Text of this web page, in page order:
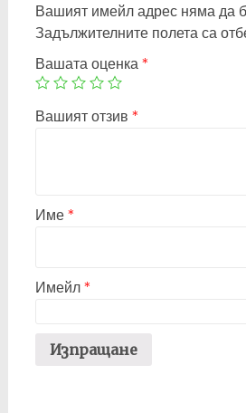
Вашият имейл адрес няма да
Задължителните полета са
Вашата оценка*
Вашият отзив *
Име*
Имейл*